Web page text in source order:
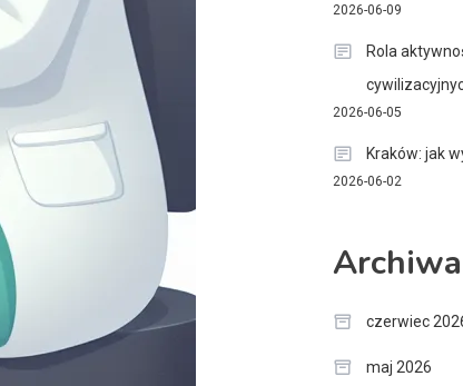
2026-06-09
Rola
2026-06-05
Kraków: jak
2026-06-02
Archiwa
czerwiec
maj 2026